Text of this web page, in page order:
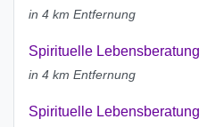
in 4 km Entfernung
Spirituelle
in 4 km Entfernung
Spirituelle